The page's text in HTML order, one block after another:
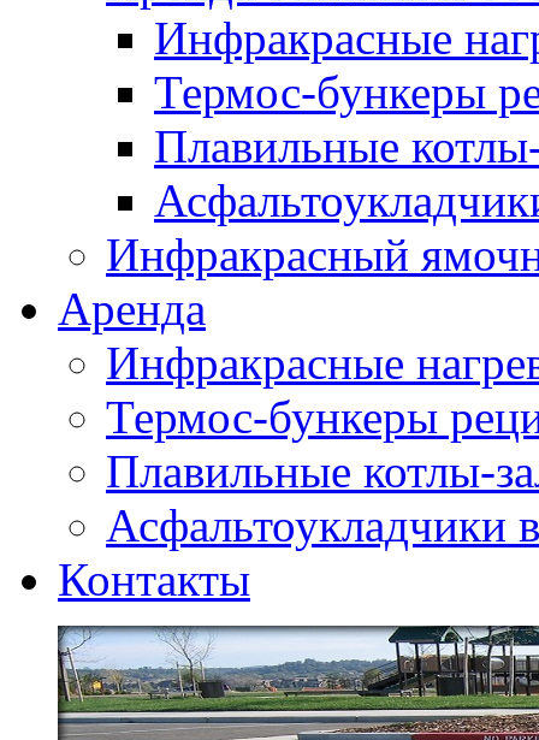
Инфракрасные
Термос-бункеры
Плавильные
Инфракрасный
Аренда
Инфракрасные
Термос-бункеры
Плавильные котлы-
Асфальтоукладчики
Контакты